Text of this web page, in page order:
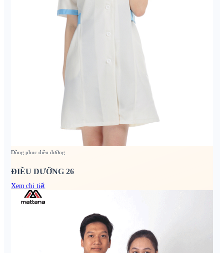
Đồng phục điều dưỡng
ĐIỀU DƯỠNG 26
Xem chi tiết